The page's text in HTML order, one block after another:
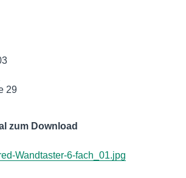
29
zum Download
Wandtaster-6-fach_01.jpg